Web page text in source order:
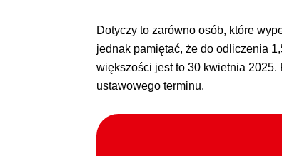
Dotyczy to zarówno osób, które
jednak pamiętać, że do odliczenia
większości jest to 30 kwietnia 2025.
ustawowego terminu.